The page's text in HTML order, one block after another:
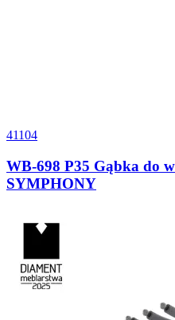
41104
WB-698 P35 Gąbka do
SYMPHONY